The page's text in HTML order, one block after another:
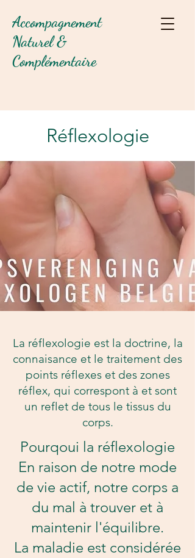
Accompagnement
Naturel &
Complémentaire
Réflexologie
La réflexologie est la doctrine, la
connaisance et le traitement des
points réflexes et des zones
réflex, qui correspont à et sont
un reflet de tous le tissus du
corps.
Pourqoui la réflexologie
En raison de notre mode
de vie actif, notre corps a
du mal à trouver et à
maintenir l'équilibre.
La maladie est considérée